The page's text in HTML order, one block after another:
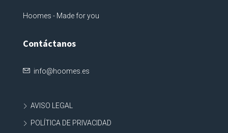
Hoomes - Made for you
Contáctanos
info@hoomes.es
AVISO LEGAL
POLÍTICA DE PRIVACIDAD